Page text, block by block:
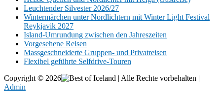
Leuchtender Silvester 2026/27
Wintermärchen unter Nordlichtern mit Winter Light Festival
Reykjavik 2027
Island-Umrundung zwischen den Jahreszeiten
Vorgesehene Reisen
Massgeschneiderte Gruppen- und Privatreisen
Flexibel geführte Selfdrive-Touren
Copyright © 2026
| Alle Rechte vorbehalten |
Admin